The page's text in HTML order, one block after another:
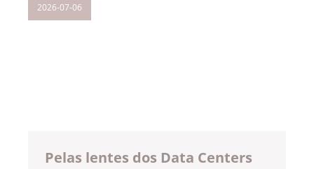
2026-07-06
Pelas lentes dos Data Centers